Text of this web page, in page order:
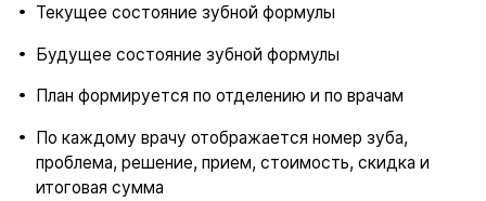
Текущее состояние зубной формулы
Будущее состояние зубной формулы
План формируется по отделению и по врачам
По каждому врачу отображается номер зуба,
проблема, решение, прием, стоимость, скидка и
итоговая сумма